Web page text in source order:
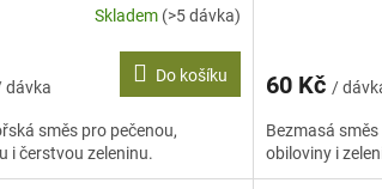
Skladem (>5 dávka)
dávka
Do košíku
směs pro pečenou,
i čerstvou zeleninu.
60 Kč /
Bezmasá
obiloviny i